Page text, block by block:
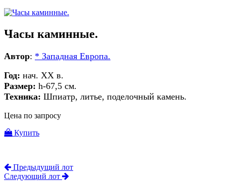
Часы каминные.
Автор: * Западная Европа.
Год: нач. ХХ в.
Размер: h-67,5 см.
Техника: Шпиатр, литье, поделочный камень.
Цена по запросу
Купить
Предыдущий лот
Следующий лот